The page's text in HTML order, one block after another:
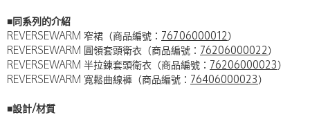
■同系列的介紹
REVERSEWARM 窄裙（商品編號： 76706000012 ）
REVERSEWARM 圓領套頭衛衣（商品編號： 76206000022 ）
REVERSEWARM 半拉鍊套頭衛衣（商品編號： 76206000023 ）
REVERSEWARM 寬鬆曲線褲（商品編號： 76406000023 ）
■設計/材質